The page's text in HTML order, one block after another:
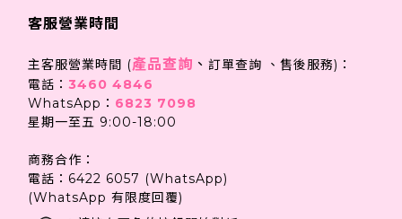
客服營業時間
主客服營業時間 (產品查詢 、 訂單查詢 、售後服務)：
電話： 3460 4846
WhatsApp： 6823 7098
星期一至五 9:00-18:00
商務合作：
電話：6422 6057 (WhatsApp)
(WhatsApp 有限度回覆)